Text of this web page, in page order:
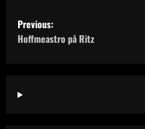
P
o
t
Previous:
Hoffmeastro på Ritz